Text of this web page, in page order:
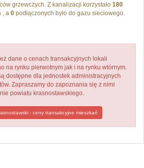
grzewczych. Z kanalizacji korzystało 180
, a 0 podłączonych było do gazu sieciowego.
dane o cenach transakcyjnych lokali
na rynku pierwotnym jak i na rynku wtórnym.
dostępne dla jednostek administracyjnych
Zapraszamy do zapoznania się z nimi
powiatu krasnostawskiego.
- ceny transakcyjne mieszkań